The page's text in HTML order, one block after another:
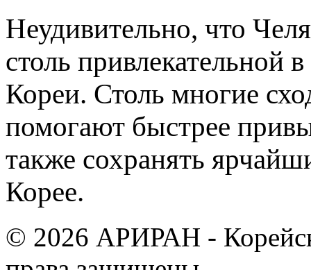
Неудивительно, что
столь
Кореи. Столь многие
помогают быстрее
также сохранять
Корее.
© 2026 АРИРАН -